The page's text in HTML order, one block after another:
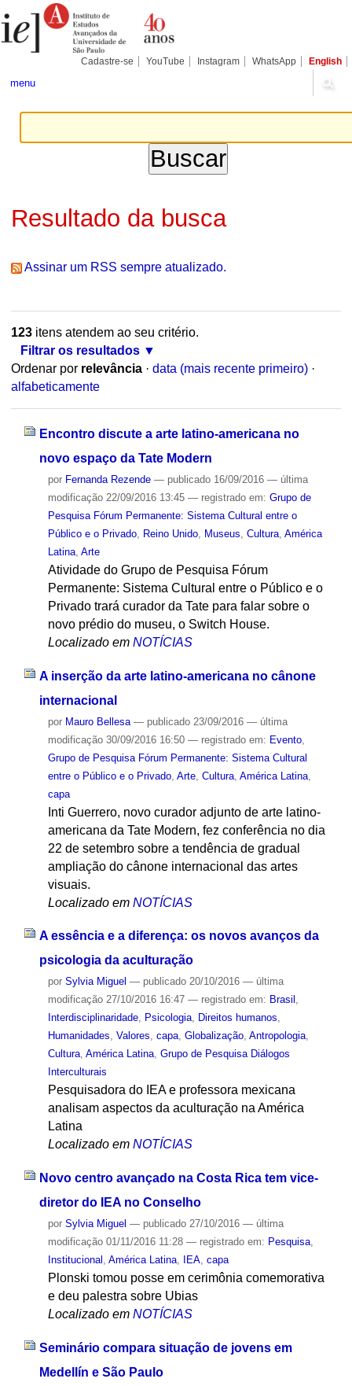
para
conteúdo.
Pessoais
Cadastre-se YouTube Instagram WhatsApp English
menu
Resultado da busca
Assinar um RSS sempre atualizado.
123itens atendem ao seu critério.
Filtrar os resultados
Ordenar por relevância · data (mais recente primeiro) ·
alfabeticamente
Encontro discute a arte latino-americana no
novo espaço da Tate Modern
por Fernanda Rezende — publicado16/09/2016 — última
modificação22/09/2016 13:45 — registrado em: Grupo de
Pesquisa Fórum Permanente: Sistema Cultural entre o
Público e o Privado, Reino Unido, Museus Cultura, América
Latina, Arte
Atividade do Grupo de Pesquisa Fórum
Permanente: Sistema Cultural entre o Público e o
Privado trará curador da Tate para falar sobre o
novo prédio do museu, o Switch House.
Localizado em NOTÍCIAS
A inserção da arte latino-americana no cânone
internacional
por Mauro Bellesa — publicado23/09/2016 — última
modificação30/09/2016 16:50 — registrado em: Evento,
Grupo de Pesquisa Fórum Permanente: Sistema Cultural
entre o Público e o Privado, Arte, Cultura, América Latina,
capa
Inti Guerrero, novo curador adjunto de arte latino-
americana da Tate Modern, fez conferência no dia
22 de setembro sobre a tendência de gradual
ampliação do cânone internacional das artes
visuais.
Localizado em NOTÍCIAS
A essência e a diferença: os novos avanços da
psicologia da aculturação
por Sylvia Miguel — publicado20/10/2016 — última
modificação27/10/2016 16:47 — registrado em: Brasil ,
Interdisciplinaridade, Psicologia, Direitos humanos,
Humanidades, Valores, capa, Globalização, Antropologia,
Cultura, América Latina, Grupo de Pesquisa Diálogos
Interculturais
Pesquisadora do IEA e professora mexicana
analisam aspectos da aculturação na América
Latina
Localizado em NOTÍCIAS
Novo centro avançado na Costa Rica tem vice-
diretor do IEA no Conselho
por Sylvia Miguel — publicado27/10/2016 — última
modificação01/11/2016 11:28 — registrado em: Pesquisa,
Institucional , América Latina, IEA, capa
Plonski tomou posse em cerimônia comemorativa
e deu palestra sobre Ubias
Localizado em NOTÍCIAS
Seminário compara situação de jovens em
Medellín e São Paulo